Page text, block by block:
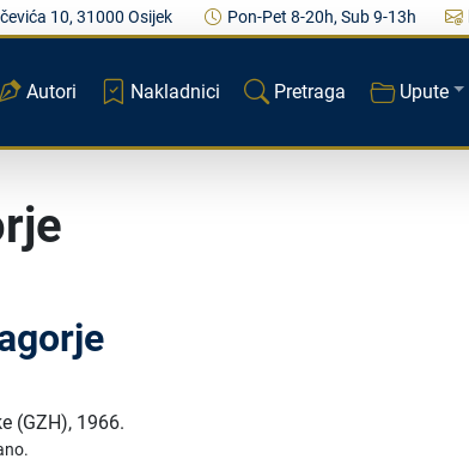
10, 31000 Osijek Pon-Pet 8-20h, Sub 9-13h
Autori Nakladnici Pretraga Upute
(GZH), 1966.